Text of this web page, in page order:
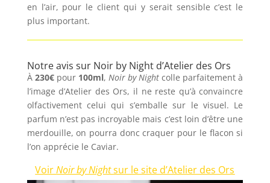
en l’air, pour le client qui y serait sensible c’est le
plus important.
Notre avis sur Noir by Night d’Atelier des Ors
À 230€pour 100ml, Noir by Night colle parfaitement à
l’image d’Atelier des Ors, il ne reste qu’à convaincre
olfactivement celui qui s’emballe sur le visuel. Le
parfum n’est pas incroyable mais c’est loin d’être une
merdouille, on pourra donc craquer pour le flacon si
l’on apprécie le Caviar.
VoirNoir by Nightsur le site d’Atelier des Ors